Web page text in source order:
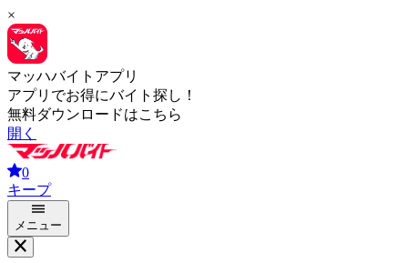
×
マッハバイトアプリ
アプリでお得にバイト探し！
無料ダウンロードはこちら
開く
0
キープ
メニュー